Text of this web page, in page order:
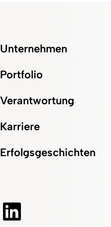
Unternehmen
Portfolio
Verantwortung
Karriere
Erfolgsgeschichten